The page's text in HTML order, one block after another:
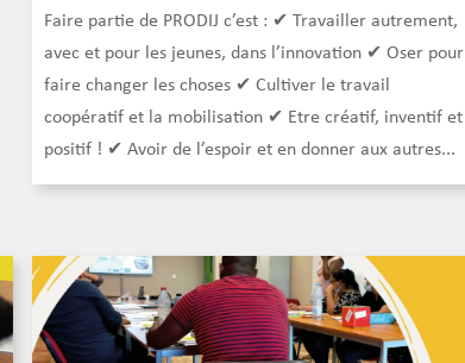
Faire partie de PRODIJ c’est : ✔ Travailler autrement,
avec et pour les jeunes, dans l’innovation ✔ Oser pour
faire changer les choses ✔ Cultiver le travail
coopératif et la mobilisation ✔ Etre créatif, inventif et
positif ! ✔ Avoir de l’espoir et en donner aux autres...